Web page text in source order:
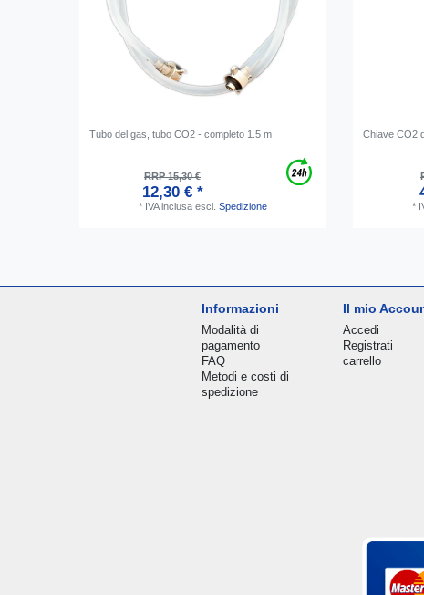
Tubo del gas, tubo CO2 - completo 1.5 m
RRP 15,30 €
12,30 € *
* IVA inclusaescl. Spedizione
Chiave CO2
*
Informazioni
Modalità di
pagamento
FAQ
Metodi e costi di
spedizione
Il mio
Accedi
Registrati
carrello